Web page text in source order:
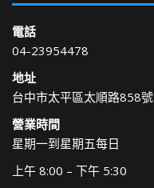
電話
04-23954478
地址
台中市太平區太順路858號
營業時間
星期一到星期五每日
上午 8:00 – 下午 5:30